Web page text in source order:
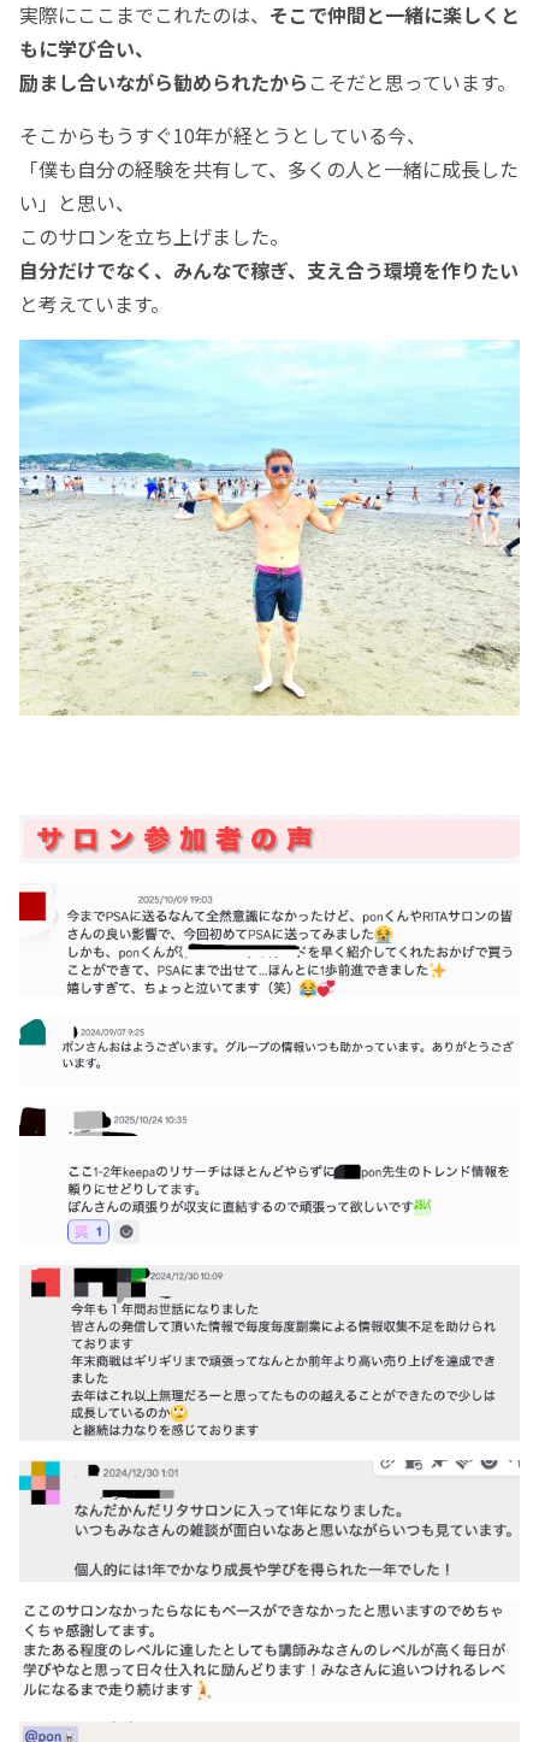
実際にここまでこれたのは、 そこで仲間と一緒に楽しくと
もに学び合い、
励まし合いながら勧められたから こそだと思っています。
そこからもうすぐ10年が経とうとしている今、
「僕も自分の経験を共有して、多くの人と一緒に成長した
い」と思い、
このサロンを立ち上げました。
自分だけでなく、みんなで稼ぎ、支え合う環境を作りたい
と考えています。